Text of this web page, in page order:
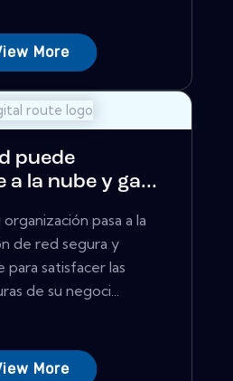
More
puede
la nube y ga...
pasa a la
de red segura y
para satisfacer las
de su negoci...
More